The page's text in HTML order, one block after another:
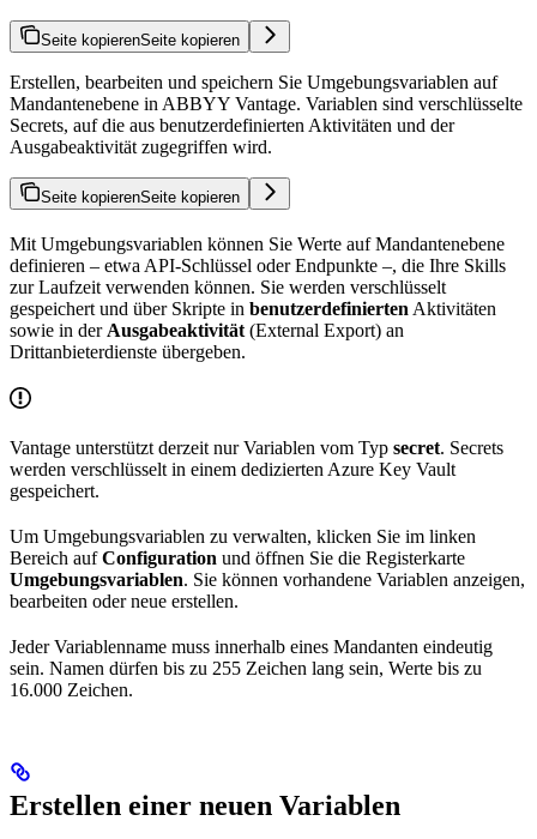
Seite kopierenSeite kopieren
Erstellen, bearbeiten und speichern Sie Umgebungsvariablen auf
Mandantenebene in ABBYY Vantage. Variablen sind verschlüsselte
Secrets, auf die aus benutzerdefinierten Aktivitäten und der
Ausgabeaktivität zugegriffen wird.
Seite kopierenSeite kopieren
Mit Umgebungsvariablen können Sie Werte auf Mandantenebene
definieren – etwa API-Schlüssel oder Endpunkte –, die Ihre Skills
zur Laufzeit verwenden können. Sie werden verschlüsselt
gespeichert und über Skripte in benutzerdefinierten Aktivitäten
sowie in der Ausgabeaktivität (External Export) an
Drittanbieterdienste übergeben.
Vantage unterstützt derzeit nur Variablen vom Typ secret. Secrets
werden verschlüsselt in einem dedizierten Azure Key Vault
gespeichert.
Um Umgebungsvariablen zu verwalten, klicken Sie im linken
Bereich aufConfiguration und öffnen Sie die Registerkarte
Umgebungsvariablen. Sie können vorhandene Variablen anzeigen,
bearbeiten oder neue erstellen.
Jeder Variablenname muss innerhalb eines Mandanten eindeutig
sein. Namen dürfen bis zu 255 Zeichen lang sein, Werte bis zu
16.000 Zeichen.
Erstellen einer neuen Variablen